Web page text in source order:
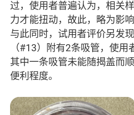
过，使用者普遍认为，相关
力才能扭动，故此，略为影
与此同时，试用者评价另发现
（#13）附有2条吸管，使
其中一条吸管未能随揭盖而
便利程度。